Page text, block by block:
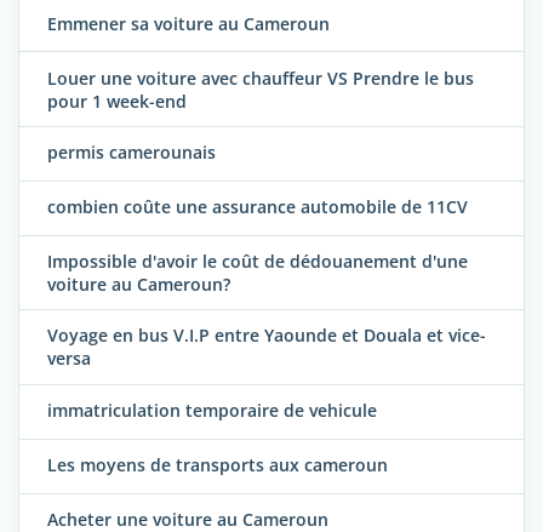
Emmener sa voiture au Cameroun
Louer une voiture avec chauffeur VS Prendre le bus
pour 1 week-end
permis camerounais
combien coûte une assurance automobile de 11CV
Impossible d'avoir le coût de dédouanement d'une
voiture au Cameroun?
Voyage en bus V.I.P entre Yaounde et Douala et vice-
versa
immatriculation temporaire de vehicule
Les moyens de transports aux cameroun
Acheter une voiture au Cameroun